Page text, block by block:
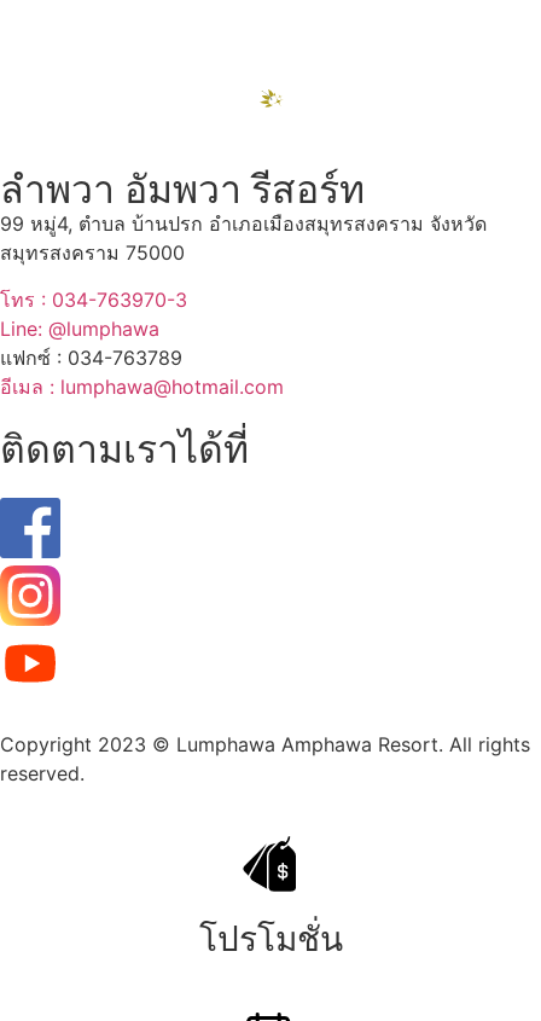
ลำพวา อัมพวา รีสอร์ท
99 หมู่4, ตำบล บ้านปรก อำเภอเมืองสมุทรสงคราม จังหวัด
สมุทรสงคราม 75000
โทร : 034-763970-3
Line: @lumphawa
แฟกซ์ : 034-763789
อีเมล : lumphawa@hotmail.com
ติดตามเราได้ที่
Copyright 2023 © Lumphawa Amphawa Resort. All rights
reserved.
โปรโมชั่น